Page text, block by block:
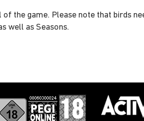
the game. Please note that birds
well as Seasons.